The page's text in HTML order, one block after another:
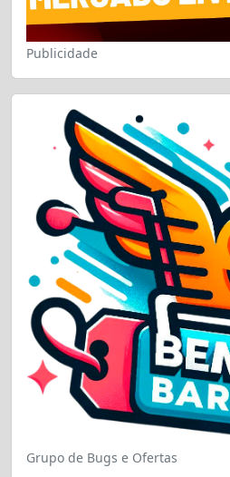
Publicidade
Grupo de Bugs e Ofertas